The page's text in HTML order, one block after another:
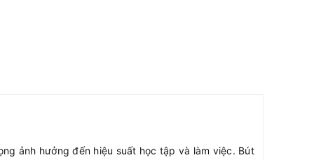
ảnh hưởng đến hiệu suất học tập và làm việc. Bút